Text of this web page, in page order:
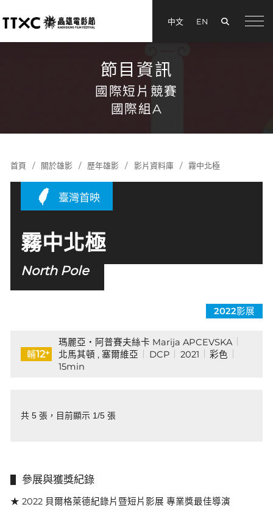
中文 EN
節目資訊
國際短片競賽
國際組A
首頁 關於雄影 歷年雄影 影片資料庫 霧中北極
臺灣首映
霧中北極
North Pole
2022影展
輔12+
瑪麗亞・阿普賽夫絲卡 Marija APCEVSKA
北馬其頓 , 塞爾維亞
DCP 2021
彩色
15min
共 5 張，目前顯示 1/5 張
參展與獲獎紀錄
★ 2022 貝爾格萊德紀錄片暨短片影展 專業獎最佳導演